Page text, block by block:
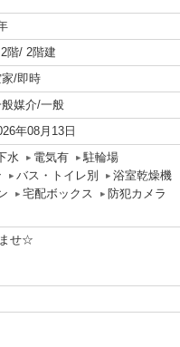
階/ 2階建
/即時
媒介/一般
年08月13日
水
電気有
駐輪場
バス・トイレ別
浴室乾燥機
宅配ボックス 防犯カメラ
せ☆